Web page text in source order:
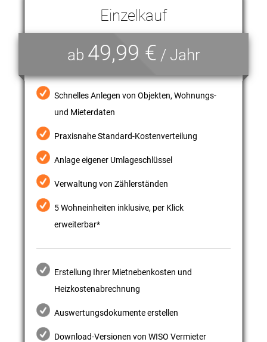
Einzelkauf
ab 49,99 € / Jahr
Schnelles Anlegen von Objekten, Wohnungs-
und Mieterdaten
Praxisnahe Standard-Kostenverteilung
Anlage eigener Umlageschlüssel
Verwaltung von Zählerständen
5 Wohneinheiten inklusive, per Klick
erweiterbar*
Erstellung Ihrer Mietnebenkosten und
Heizkostenabrechnung
Auswertungsdokumente erstellen
Download-Versionen von WISO Vermieter